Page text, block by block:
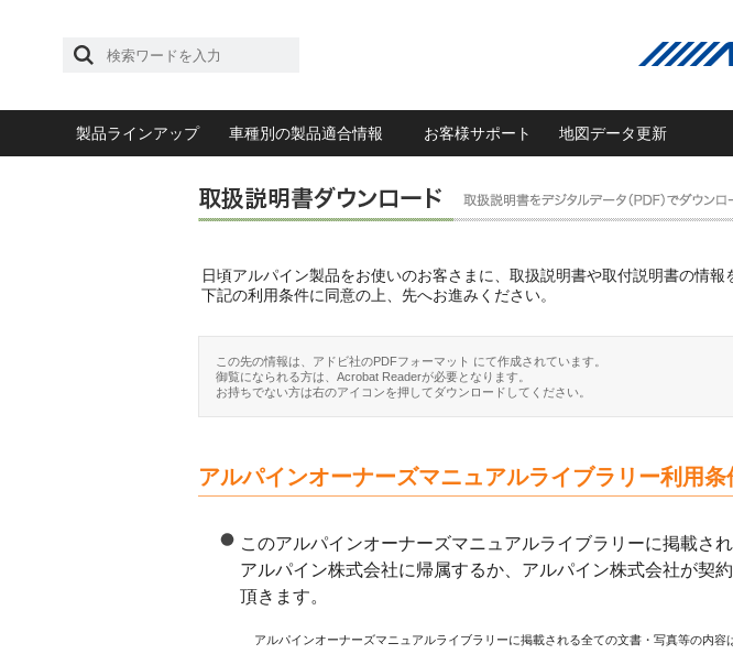
製品ラインアップ 車種別の製品適合情報 お客様サポート 地図データ更新
日頃アルパイン製品をお使いのお客さまに、取扱説明書や取付説明書の情報
下記の利用条件に同意の上、先へお進みください。
この先の情報は、アドビ社のPDFフォーマット にて作成されています。
御覧になられる方は、Acrobat Readerが必要となります。
お持ちでない方は右のアイコンを押してダウンロードしてください。
アルパインオーナーズマニュアルライブラリー利用条
このアルパインオーナーズマニュアルライブラリーに掲載さ
アルパイン株式会社に帰属するか、アルパイン株式会社が契
頂きます。
アルパインオーナーズマニュアルライブラリーに掲載される全ての文書・写真等の内容